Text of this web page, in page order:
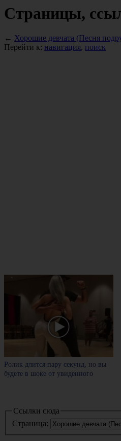
Страницы,
← Хорошие девчата (Песня
Перейти к: навигация, поиск
Ролик длится пару секунд, но вы
будете в шоке от увиденного
Ссылки сюда
Страница: